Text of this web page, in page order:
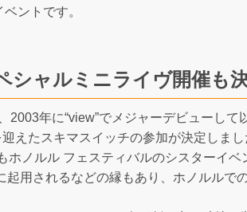
ントです。
ャルミニライヴ開催も決
年に“view”でメジャーデビューして
えたスキマスイッチの参加が決定しまし
ノルル フェスティバルのシスターイベ
用されるなどの縁もあり、ホノルルで